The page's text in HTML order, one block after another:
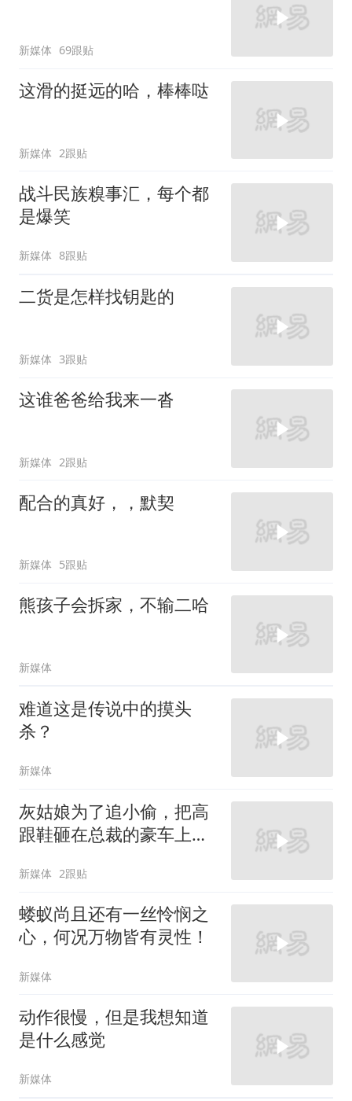
新媒体 69跟贴
这滑的挺远的哈，棒棒哒
新媒体 2跟贴
战斗民族糗事汇，每个都
是爆笑
新媒体 8跟贴
二货是怎样找钥匙的
新媒体 3跟贴
这谁爸爸给我来一沓
新媒体 2跟贴
配合的真好，，默契
新媒体 5跟贴
熊孩子会拆家，不输二哈
新媒体
难道这是传说中的摸头
杀？
新媒体
灰姑娘为了追小偷，把高
跟鞋砸在总裁的豪车上，
新媒体 2跟贴
蝼蚁尚且还有一丝怜悯之
心，何况万物皆有灵性！
新媒体
动作很慢，但是我想知道
是什么感觉
新媒体